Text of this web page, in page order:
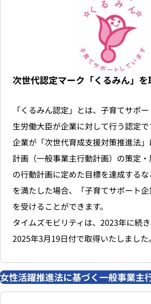
次世代認定マーク「くるみん」
「くるみん認定」とは、子育てサポ
生労働大臣が企業に対して行う認定で
企業が「次世代育成支援対策推進法
計画（一般事業主行動計画）の策定
の行動計画に定めた目標を達成する
を満たした場合、「子育てサポート
を受けることができます。
タイムズモビリティは、2023年に続
2025年3月19日付で取得いたしました。
女性活躍推進法に基づく一般事業主